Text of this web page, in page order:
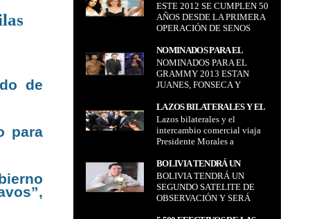
de
para
AÑOS DESDE LA PRIMERA
OPERACIÓN DE SENOS
ESTE 2012 SE CUMPLEN 50
AÑOS DESDE LA PRIMERA
OPERACIÓN DE SENOS
NOMINADOS PARA EL
GRAMMY 2013 ESTAN
JUANES, FONSECA Y
ARJONA
NOMINADOS PARA EL
GRAMMY 2013 ESTAN
JUANES, FONSECA Y
LAZOS BILATERALES Y EL
INTERCAMBIO
COMERCIAL VIAJA
PRESIDENTE MORALES A
EMIRATOS ÁRABES UNIDOS
Y TURQUÍA
Lazos bilaterales y el
intercambio comercial viaja
Presidente Morales a
Turquía
BOLIVIA TENDRÁ UN
SEGUNDO SATELITE DE
OBSERVACIÓN Y SERÁ
LANZADO EL 2016
BOLIVIA TENDRÁ UN
SEGUNDO SATELITE DE
OBSERVACIÓN Y SERÁ